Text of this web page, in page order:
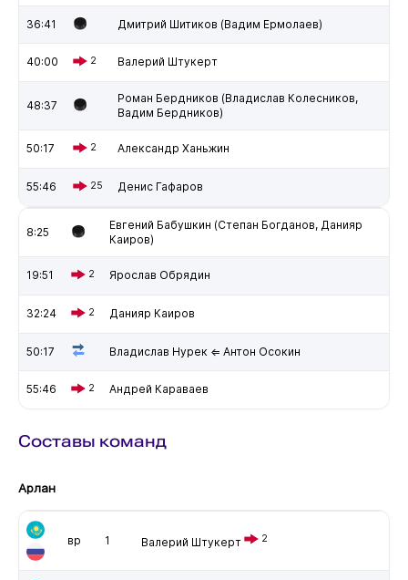
36:41 Дмитрий Шитиков (Вадим Ермолаев)
40:00 2 Валерий Штукерт
48:37
Роман Бердников (Владислав Колесников,
Вадим Бердников)
50:17 2 Александр Ханьжин
55:46 25 Денис Гафаров
8:25
Евгений Бабушкин (Степан Богданов, Данияр
Каиров)
19:51 2 Ярослав Обрядин
32:24 2 Данияр Каиров
50:17 Владислав Нурек ⇐ Антон Осокин
55:46 2 Андрей Караваев
Составы команд
Арлан
вр 1 Валерий Штукерт 2